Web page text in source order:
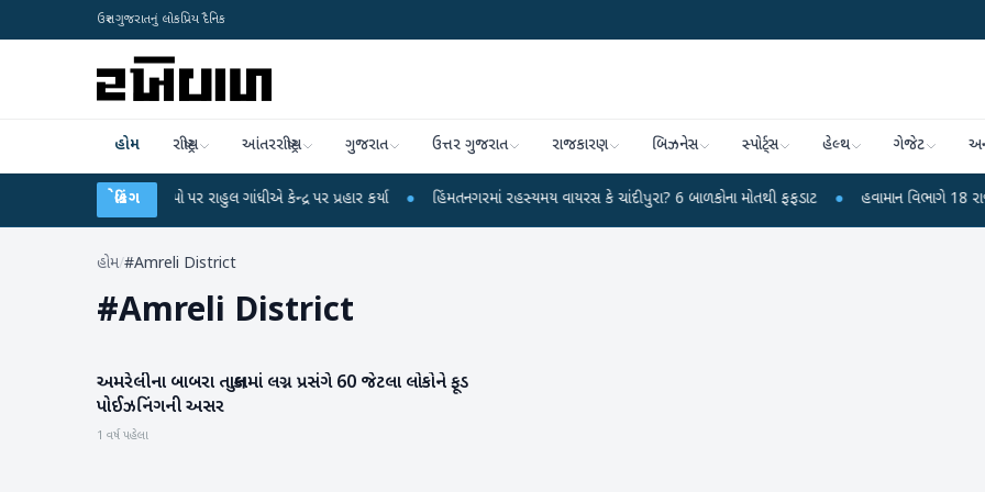
ઉત્તર ગુજરાતનું લોકપ્રિય દૈનિક
હોમ રાષ્ટ્રીય આંતરરાષ્ટ્રીય ગુજરાત ઉત્તર ગુજરાત રાજકારણ બિઝનેસ સ્પોર્ટ્સ હેલ્થ ગેજેટ
બ્રેકિંગ
લીકના આરોપો પર રાહુલ ગાંધીએ કેન્દ્ર પર પ્રહાર કર્યા ● હિંમતનગરમાં રહસ્યમય વાયરસ કે ચાંદીપુરા? 6 બાળકોના મોતથી ફફડાટ ● હવામાન વિભાગે 18 રાજ્યો માટે
હોમ/#Amreli District
#Amreli District
ગુજરાત
અમરેલીના બાબરા તાલુકામાં લગ્ન પ્રસંગે 60 જેટલા લોકોને ફૂડ
પોઈઝનિંગની અસર
1 વર્ષ પહેલા